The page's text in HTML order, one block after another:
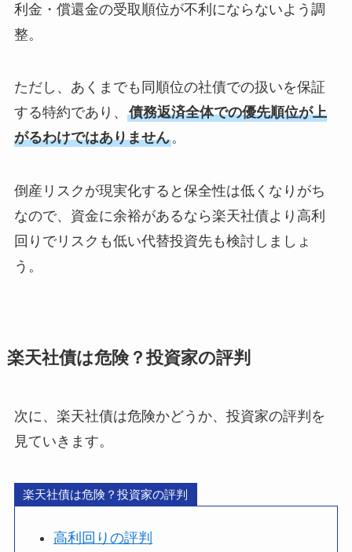
利金・償還金の受取順位が不利にならないよう調
整。
ただし、あくまでも同順位の社債での扱いを保証
する特約であり、 債務返済全体での優先順位が上
がるわけではありません。
倒産リスクが現実化すると保全性は低くなりがち
なので、資金に余裕があるなら楽天社債より高利
回りでリスクも低い代替投資先も検討しましょ
う。
楽天社債は危険？投資家の評判
次に、楽天社債は危険かどうか、投資家の評判を
見ていきます。
楽天社債は危険？投資家の評判
高利回りの評判